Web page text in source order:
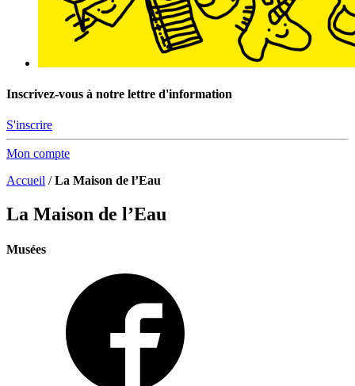
Inscrivez-vous à notre lettre d'information
S'inscrire
Mon compte
Accueil /La Maison de l’Eau
La Maison de l’Eau
Musées